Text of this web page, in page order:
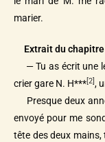
marier.
Extrait du chapitre
— Tu as écrit une
crier gare N. H*** [2] ,
Presque deux
envoyé pour me
tête des deux